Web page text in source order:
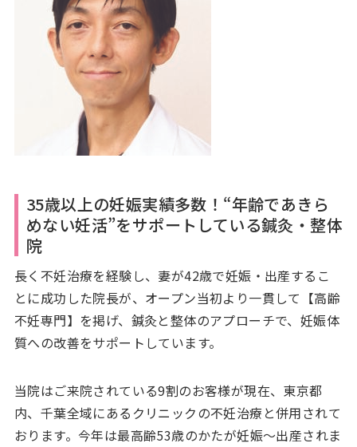
35歳以上の妊娠実績多数！“年齢であきら
めない妊活”をサポートしている鍼灸・整体
院
長く不妊治療を経験し、妻が42歳で妊娠・出産するこ
とに成功した院長が、オープン当初より一貫して【高齢
不妊専門】を掲げ、鍼灸と整体のアプローチで、妊娠体
質への改善をサポートしています。
当院はご来院されている9割のお客様が現在、東京都
内、千葉全域にあるクリニックの不妊治療と併用されて
おります。今年は最高齢53歳のかたが妊娠〜出産されま